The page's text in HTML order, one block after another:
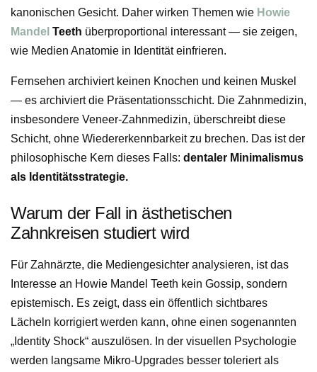
kanonischen Gesicht. Daher wirken Themen wie Howie
Mandel Teeth überproportional interessant — sie zeigen,
wie Medien Anatomie in Identität einfrieren.
Fernsehen archiviert keinen Knochen und keinen Muskel
— es archiviert die Präsentationsschicht. Die Zahnmedizin,
insbesondere Veneer-Zahnmedizin, überschreibt diese
Schicht, ohne Wiedererkennbarkeit zu brechen. Das ist der
philosophische Kern dieses Falls: dentaler Minimalismus
als Identitätsstrategie.
Warum der Fall in ästhetischen
Zahnkreisen studiert wird
Für Zahnärzte, die Mediengesichter analysieren, ist das
Interesse an Howie Mandel Teeth kein Gossip, sondern
epistemisch. Es zeigt, dass ein öffentlich sichtbares
Lächeln korrigiert werden kann, ohne einen sogenannten
„Identity Shock“ auszulösen. In der visuellen Psychologie
werden langsame Mikro-Upgrades besser toleriert als